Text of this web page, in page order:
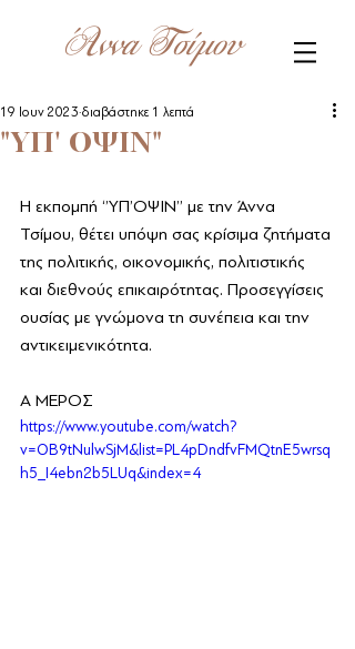
Άννα Τσίμου
"YΠ' ΟΨΙΝ"
19 Ιουν 2023 διαβάστηκε 1 λεπτά
Η εκπομπή ‘’ΥΠ’ΟΨΙΝ’’ με την Άννα
Τσίμου, θέτει υπόψη σας κρίσιμα ζητήματα
της πολιτικής, οικονομικής, πολιτιστικής
και διεθνούς επικαιρότητας. Προσεγγίσεις
ουσίας με γνώμονα τη συνέπεια και την
αντικειμενικότητα.
Α ΜΕΡΟΣ
https://www.youtube.com/watch?
v=OB9tNulwSjM&list=PL4pDndfvFMQtnE5wrsq
h5_I4ebn2b5LUq&index=4